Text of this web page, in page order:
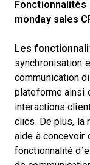
monday sales
Les
synchronisation
communication
plateforme ainsi
interactions
clics. De plus, la
aide à concevoir
fonctionnalité